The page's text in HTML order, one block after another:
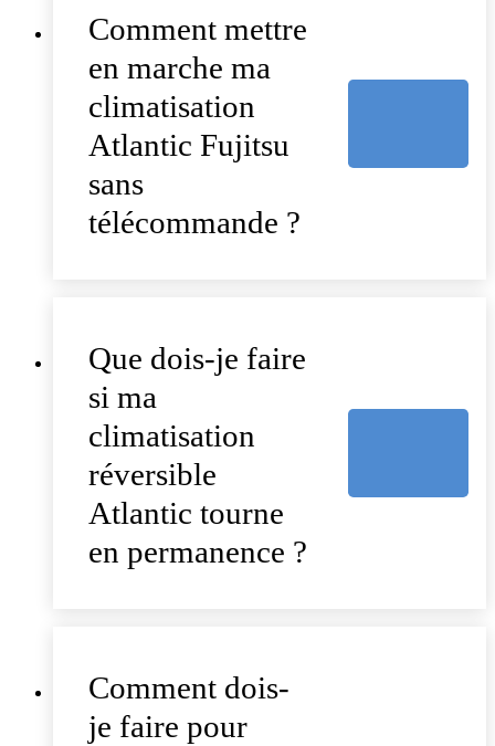
Comment mettre
en marche ma
climatisation
Atlantic Fujitsu
sans
télécommande ?
Que dois-je faire
si ma
climatisation
réversible
Atlantic tourne
en permanence ?
Comment dois-
je faire pour